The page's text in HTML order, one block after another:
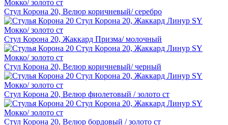
Стул Корона 20, Велюр коричневый/ серебро
Стул Корона 20, Жаккард Призма/ молочный
Стул Корона 20, Велюр коричневый/ черный
Стул Корона 20, Велюр фиолетовый / золото ст
Стул Корона 20, Велюр бордовый / золото ст